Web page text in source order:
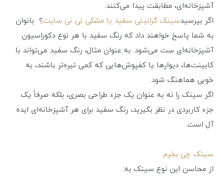
آشپزخانه‌ای، مطابقت پیدا می‌کنند.
اگر بپرسیدسینک گرانیتی سفید یا مشکی نی نی سایت؟ بانوان
به شما پاسخ خواهند داد که رنگ سفید با هر نوع دکوراسیون
آشپزخانه‌ای سِت می‌شود. به عنوان مثال، رنگ سفید می‌تواند با
کابینت‌ها، دیوارها یا کفپو‌‌ش‌هایی که کمی تیره‌تر باشند، به
خوبی هماهنگ شود.
اگر سینک را نه به عنوان یک جزء طراحی بصری، بلکه صرفاً یک
جزء کاربردی در نظر بگیرید، رنگ سفید برای هر آشپزخانه‌ای ایده
آل است.
سینک چی بخرم
از محاسن این نوع سینک به: